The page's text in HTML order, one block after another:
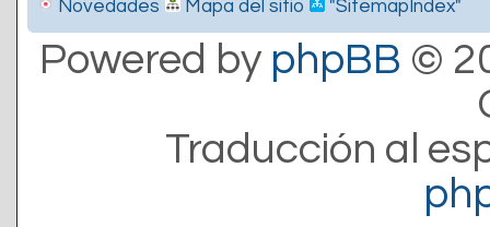
Novedades Mapa del sitio "SitemapIndex"
Powered by phpBB ©
Traducción al